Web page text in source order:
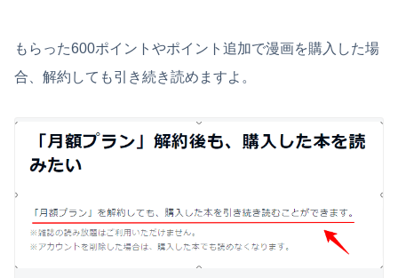
もらった600ポイントやポイント追加で漫画を購入した場
合、解約しても引き続き読めますよ。